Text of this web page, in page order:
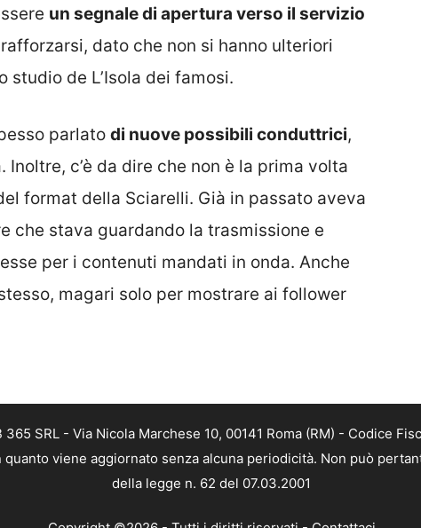
un segnale di apertura verso il servizio
dato che non si hanno ulteriori
studio de L’Isola dei famosi.
parlato di nuove possibili conduttrici,
Inoltre, c’è da dire che non è la prima volta
format della Sciarelli. Già in passato aveva
che stava guardando la trasmissione e
per i contenuti mandati in onda. Anche
magari solo per mostrare ai follower
SRL - Via Nicola Marchese 10, 00141 Roma (RM) - Codice
viene aggiornato senza alcuna periodicità. Non può
della legge n. 62 del 07.03.2001